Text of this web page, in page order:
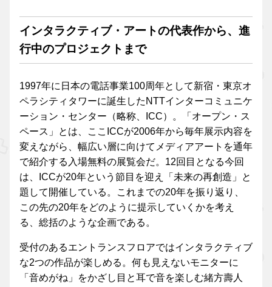
インタラクティブ・アートの代表作から、進
行中のプロジェクトまで
1997年に日本の電話事業100周年として新宿・東京オ
ペラシティタワーに誕生したNTTインターコミュニケ
ーション・センター（略称、ICC）。「オープン・ス
ペース」とは、ここICCが2006年から毎年展示内容を
変えながら、幅広い層に向けてメディアアートを通年
で紹介する入場無料の展覧会だ。12回目となる今回
は、ICCが20年という節目を迎え「未来の再創造」と
題して開催している。これまでの20年を振り返り、
この先の20年をどのように提示していくかを考え
る、総括のような企画である。
受付のあるエントランスフロアではインタラクティブ
な2つの作品が楽しめる。何も見えないモニターに
「音めがね」をかざし目と耳で音を楽しむ緒方壽人